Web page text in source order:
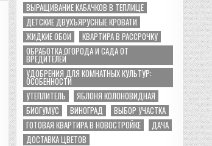
ВЫРАЩИВАНИЕ КАБАЧКОВ В ТЕПЛИЦЕ
ДЕТСКИЕ ДВУХЪЯРУСНЫЕ КРОВАТИ
ЖИДКИЕ ОБОИ
КВАРТИРА В РАССРОЧКУ
ОБРАБОТКА ОГОРОДА И САДА ОТ
ВРЕДИТЕЛЕЙ
УДОБРЕНИЯ ДЛЯ КОМНАТНЫХ КУЛЬТУР:
ОСОБЕННОСТИ
УТЕПЛИТЕЛЬ
ЯБЛОНЯ КОЛОНОВИДНАЯ
БИОГУМУС
ВИНОГРАД
ВЫБОР УЧАСТКА
ГОТОВАЯ КВАРТИРА В НОВОСТРОЙКЕ
ДАЧА
ДОСТАВКА ЦВЕТОВ